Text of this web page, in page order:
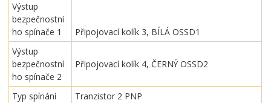
Výstup
bezpečnostní
ho spínače 1
Připojovací kolík 3, BÍLÁ OSSD1
Výstup
bezpečnostní
ho spínače 2
Připojovací kolík 4, ČERNÝ OSSD2
Typ spínání Tranzistor 2 PNP